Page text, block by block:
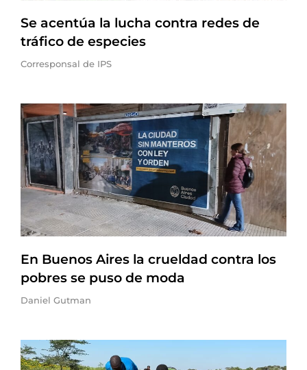
Se acentúa la lucha contra redes de
tráfico de especies
Corresponsal de IPS
En Buenos Aires la crueldad contra los
pobres se puso de moda
Daniel Gutman